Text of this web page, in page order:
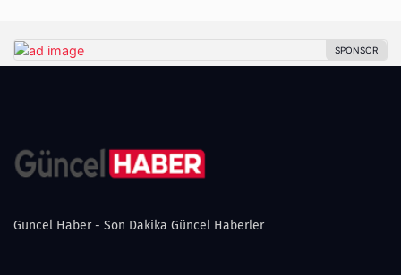
Guncel Haber - Son Dakika Güncel Haberler